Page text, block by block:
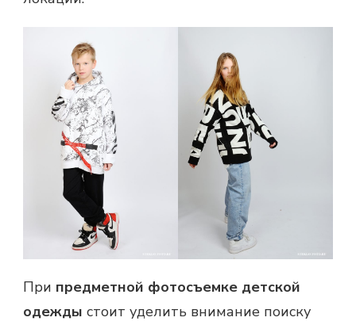
При предметной фотосъемке детской
одежды стоит уделить внимание поиску